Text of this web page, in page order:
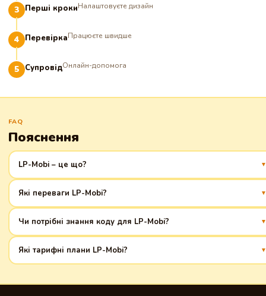
Перші крокиНалаштовуєте дизайн
ПеревіркаПрацюєте швидше
СупровідОнлайн-допомога
FAQ
Пояснення
LP-Mobi – це що?
товарного бізнесу
Які переваги LP-Mobi?
інтеграція з популярними сервісами
Чи потрібні знання коду для LP-Mobi?
Які тарифні плани LP-Mobi?
розширеними функціями